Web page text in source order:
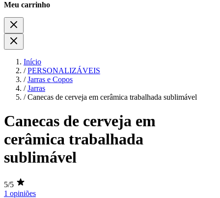
Meu carrinho
Início
/ PERSONALIZÁVEIS
/ Jarras e Copos
/ Jarras
/ Canecas de cerveja em cerâmica trabalhada sublimável
Canecas de cerveja em
cerâmica trabalhada
sublimável
5/5
1 opiniões